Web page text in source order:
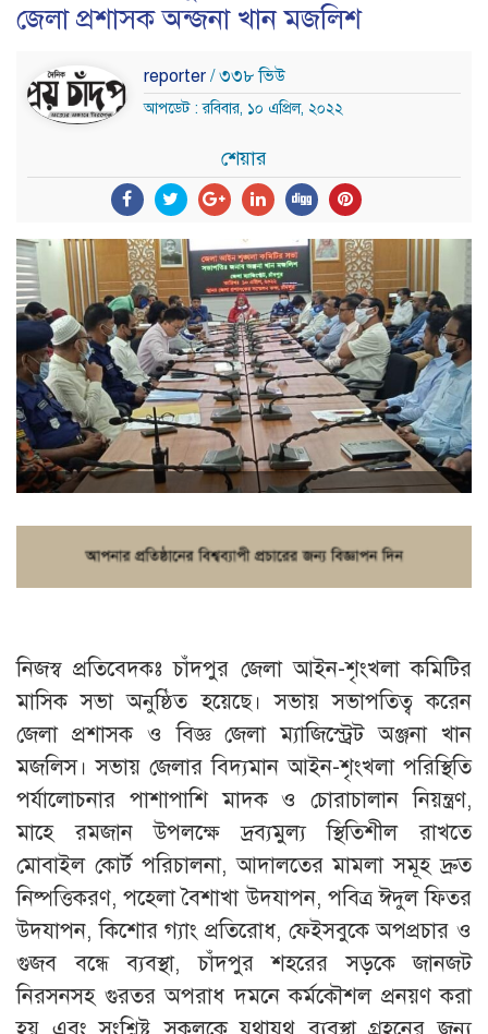
জেলা প্রশাসক অন্জনা খান মজলিশ
reporter / ৩৩৮ ভিউ
আপডেট : রবিবার, ১০ এপ্রিল, ২০২২
শেয়ার
নিজস্ব প্রতিবেদকঃ চাঁদপুর জেলা আইন-শৃংখলা কমিটির
মাসিক সভা অনুষ্ঠিত হয়েছে। সভায় সভাপতিত্ব করেন
জেলা প্রশাসক ও বিজ্ঞ জেলা ম্যাজিস্ট্রেট অঞ্জনা খান
মজলিস। সভায় জেলার বিদ্যমান আইন-শৃংখলা পরিস্থিতি
পর্যালোচনার পাশাপাশি মাদক ও চোরাচালান নিয়ন্ত্রণ,
মাহে রমজান উপলক্ষে দ্রব্যমুল্য স্থিতিশীল রাখতে
মোবাইল কোর্ট পরিচালনা, আদালতের মামলা সমূহ দ্রুত
নিষ্পত্তিকরণ, পহেলা বৈশাখা উদযাপন, পবিত্র ঈদুল ফিতর
উদযাপন, কিশোর গ্যাং প্রতিরোধ, ফেইসবুকে অপপ্রচার ও
গুজব বন্ধে ব্যবস্থা, চাঁদপুর শহরের সড়কে জানজট
নিরসনসহ গুরতর অপরাধ দমনে কর্মকৌশল প্রনয়ণ করা